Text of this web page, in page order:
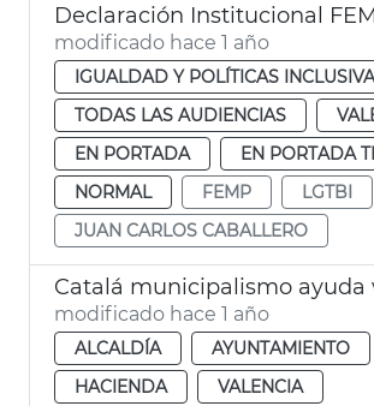
modificado hace 1 año
IGUALDAD Y POLÍTICAS
TODAS LAS AUDIENCIAS
EN PORTADA
EN PORTADA
NORMAL
FEMP
LGTBI
JUAN CARLOS CABALLERO
modificado hace 1 año
ALCALDÍA
AYUNTAMIENTO
HACIENDA
VALENCIA